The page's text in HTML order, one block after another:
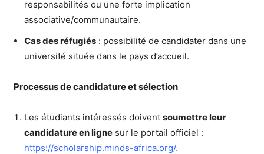
responsabilités ou une forte implication
associative/communautaire.
Cas des réfugiés : possibilité de candidater dans une
université située dans le pays d’accueil.
Processus de candidature et sélection
Les étudiants intéressés doivent soumettre leur
candidature en ligne sur le portail officiel :
https://scholarship.minds-africa.org/.